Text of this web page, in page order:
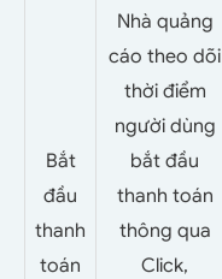
Bắt
đầu
thanh
toán
Nhà quảng
cáo theo dõi
thời điểm
người dùng
bắt đầu
thanh toán
thông qua
Click,